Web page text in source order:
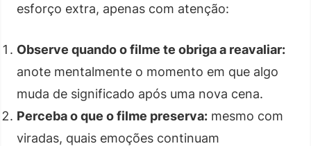
esforço extra, apenas com atenção:
Observe quando o filme te obriga a reavaliar:
anote mentalmente o momento em que algo
muda de significado após uma nova cena.
Perceba o que o filme preserva: mesmo com
viradas, quais emoções continuam